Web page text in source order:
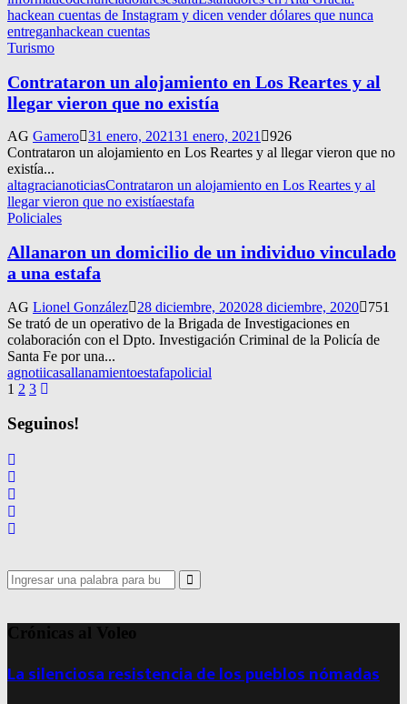
hackean cuentas de Instagram y dicen vender dólares que nunca
entreganhackean cuentas
Turismo
Contrataron un alojamiento en Los Reartes y al
llegar vieron que no existía
AG Gamero 31 enero, 202131 enero, 2021
926
Contrataron un alojamiento en Los Reartes y al llegar vieron que no
existía...
altagracianoticiasContrataron un alojamiento en Los Reartes y al
llegar vieron que no existíaestafa
Policiales
Allanaron un domicilio de un individuo vinculado
a una estafa
AG Lionel González 28 diciembre, 202028 diciembre, 2020
751
Se trató de un operativo de la Brigada de Investigaciones en
colaboración con el Dpto. Investigación Criminal de la Policía de
Santa Fe por una...
agnotiicasallanamientoestafapolicial
Navegación
de
entradas
1 2 3
Seguinos!
Search
for:
Search
Crónicas al Voleo
La silenciosa resistencia de los pueblos nómadas